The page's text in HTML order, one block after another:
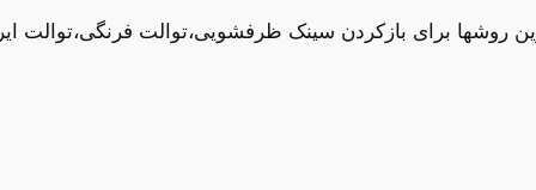
روشها برای بازکردن سینک ظرفشویی،توالت فرنگی،توالت